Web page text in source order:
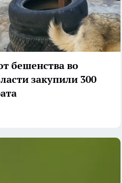
бешенства во
закупили 300